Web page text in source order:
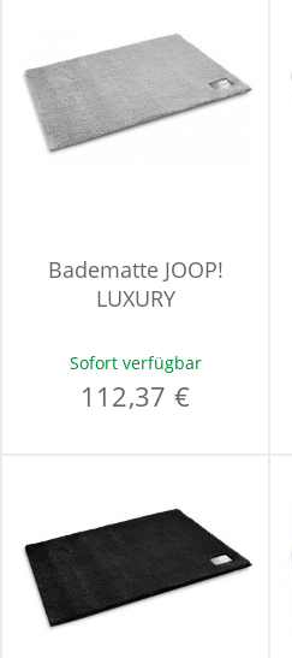
Badematte JOOP!
LUXURY
Sofort verfügbar
112,37 €